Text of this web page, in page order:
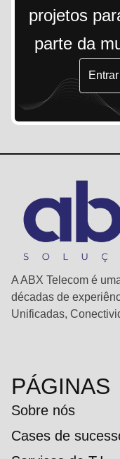
projetos
parte da
A ABX Telecom é
décadas de
Unificadas,
PÁGINAS
Sobre nós
Cases de